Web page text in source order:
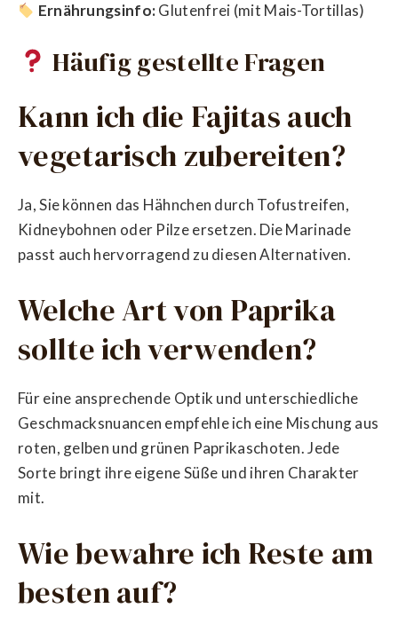
Ernährungsinfo:Glutenfrei (mit Mais-Tortillas)
Häufig gestellte Fragen
Kann ich die Fajitas auch
vegetarisch zubereiten?
Ja, Sie können das Hähnchen durch Tofustreifen,
Kidneybohnen oder Pilze ersetzen. Die Marinade
passt auch hervorragend zu diesen Alternativen.
Welche Art von Paprika
sollte ich verwenden?
Für eine ansprechende Optik und unterschiedliche
Geschmacksnuancen empfehle ich eine Mischung aus
roten, gelben und grünen Paprikaschoten. Jede
Sorte bringt ihre eigene Süße und ihren Charakter
mit.
Wie bewahre ich Reste am
besten auf?